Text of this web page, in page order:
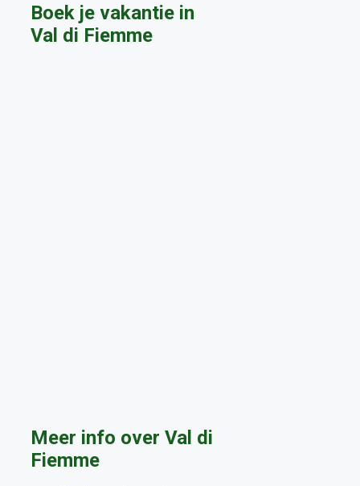
Boek je vakantie in
Val di Fiemme
Meer info over Val di
Fiemme